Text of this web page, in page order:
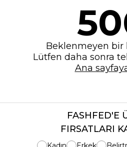
Beklenmeyen bir
Lütfen daha sonra
Ana
FASHFED'E
FIRSATLARI